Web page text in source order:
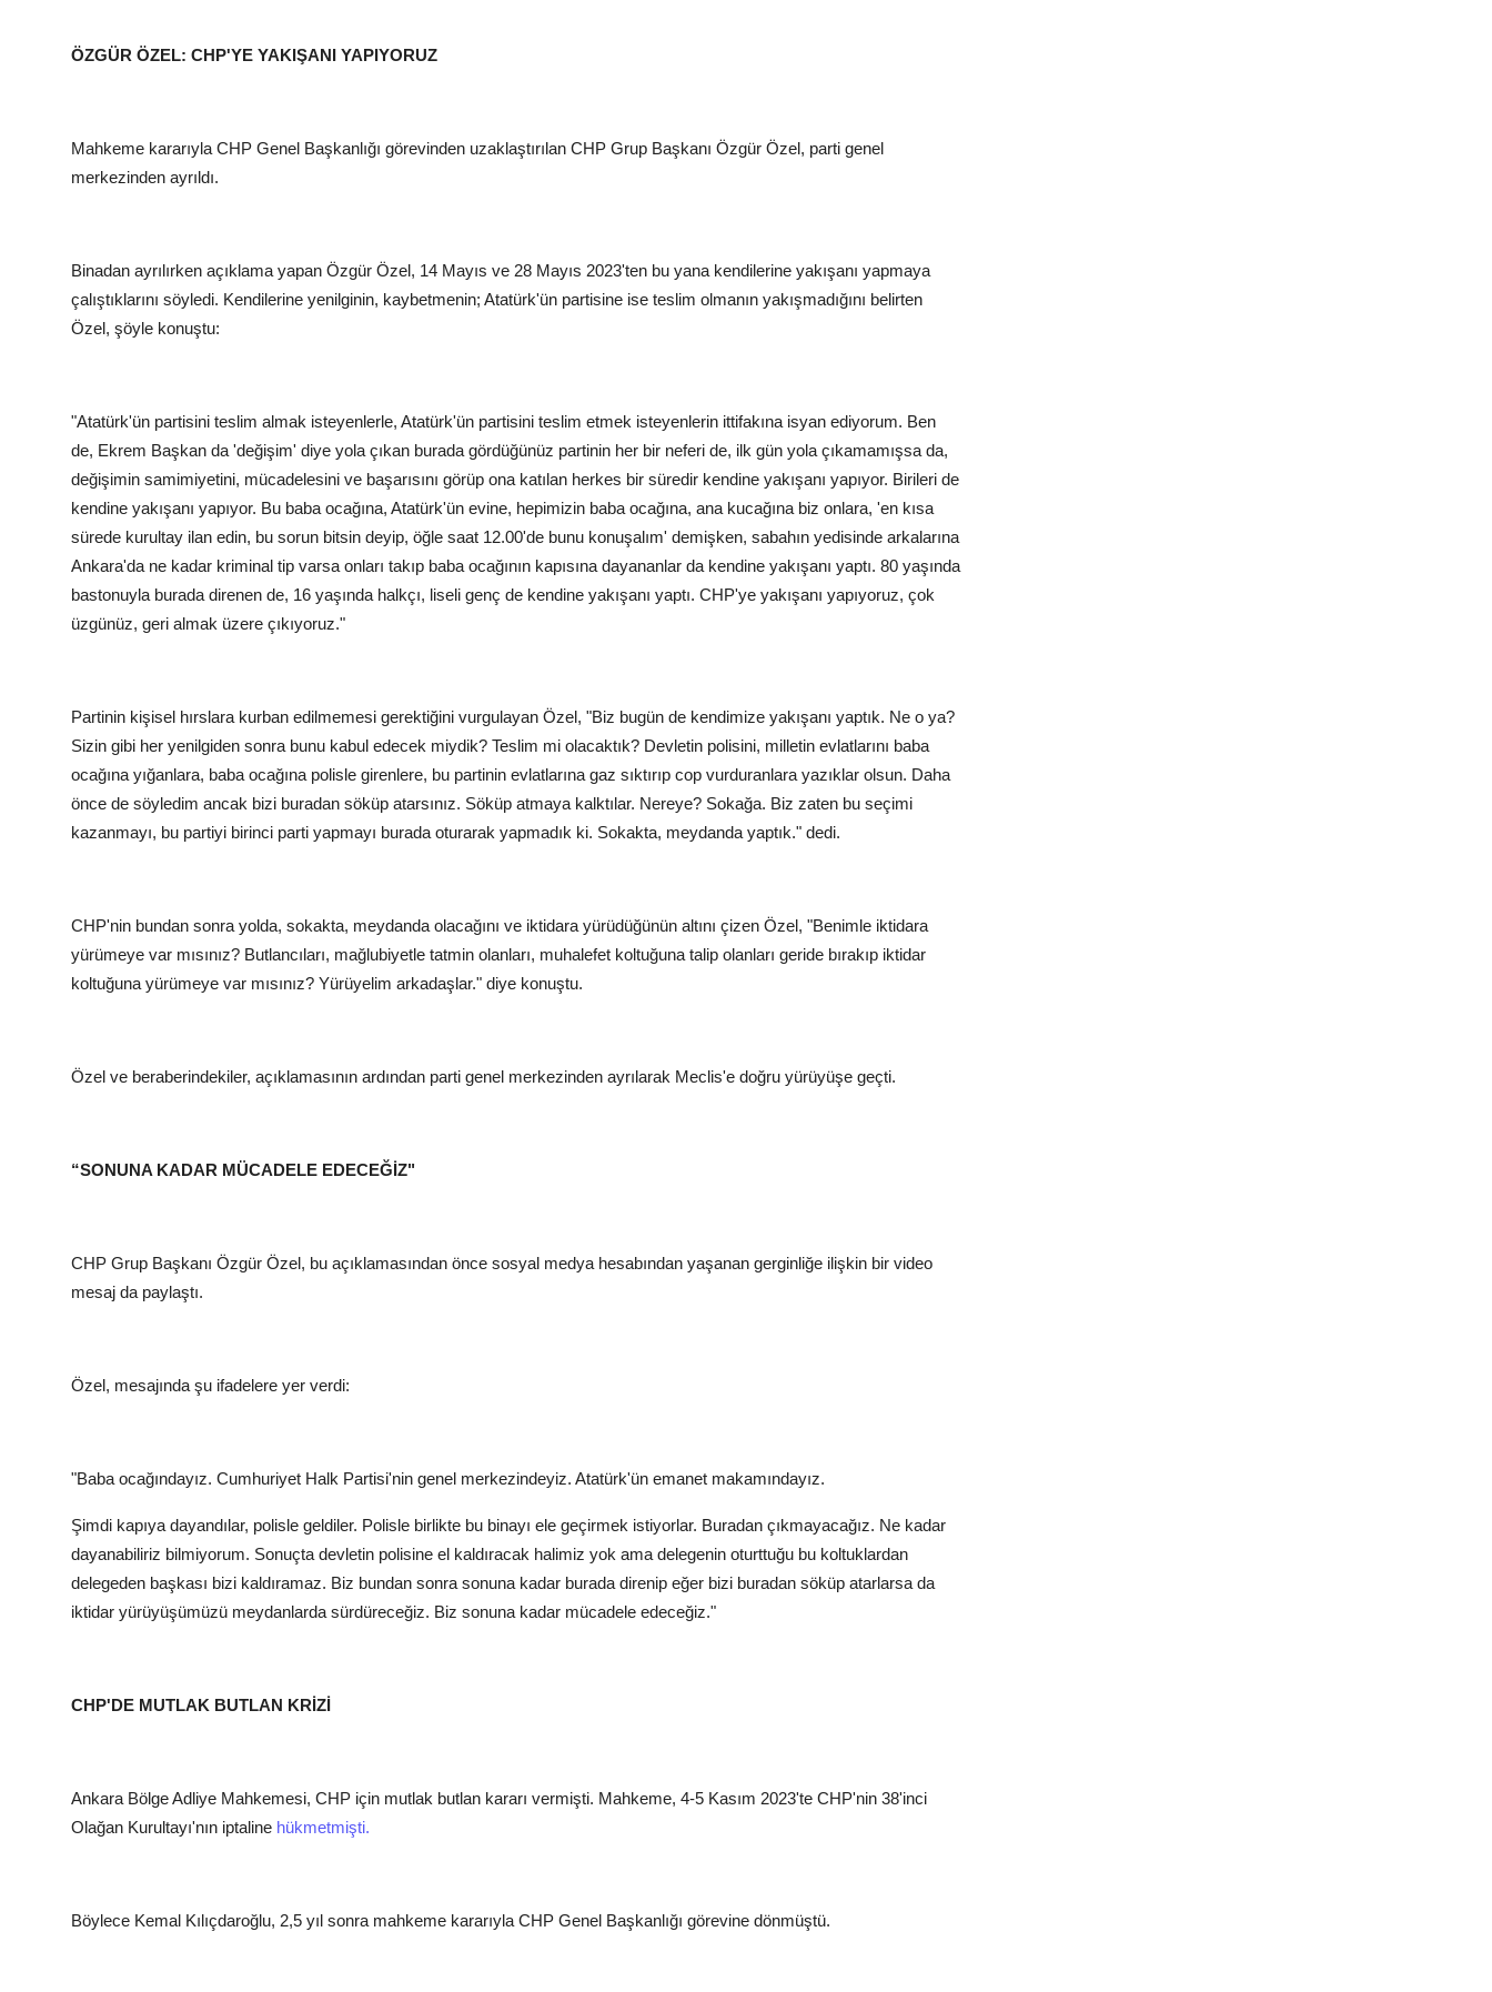
ÖZGÜR ÖZEL: CHP'YE YAKIŞANI YAPIYORUZ
Mahkeme kararıyla CHP Genel Başkanlığı görevinden uzaklaştırılan CHP Grup Başkanı Özgür Özel, parti genel
merkezinden ayrıldı.
Binadan ayrılırken açıklama yapan Özgür Özel, 14 Mayıs ve 28 Mayıs 2023'ten bu yana kendilerine yakışanı yapmaya
çalıştıklarını söyledi. Kendilerine yenilginin, kaybetmenin; Atatürk'ün partisine ise teslim olmanın yakışmadığını belirten
Özel, şöyle konuştu:
"Atatürk'ün partisini teslim almak isteyenlerle, Atatürk'ün partisini teslim etmek isteyenlerin ittifakına isyan ediyorum. Ben
de, Ekrem Başkan da 'değişim' diye yola çıkan burada gördüğünüz partinin her bir neferi de, ilk gün yola çıkamamışsa da,
değişimin samimiyetini, mücadelesini ve başarısını görüp ona katılan herkes bir süredir kendine yakışanı yapıyor. Birileri de
kendine yakışanı yapıyor. Bu baba ocağına, Atatürk'ün evine, hepimizin baba ocağına, ana kucağına biz onlara, 'en kısa
sürede kurultay ilan edin, bu sorun bitsin deyip, öğle saat 12.00'de bunu konuşalım' demişken, sabahın yedisinde arkalarına
Ankara'da ne kadar kriminal tip varsa onları takıp baba ocağının kapısına dayananlar da kendine yakışanı yaptı. 80 yaşında
bastonuyla burada direnen de, 16 yaşında halkçı, liseli genç de kendine yakışanı yaptı. CHP'ye yakışanı yapıyoruz, çok
üzgünüz, geri almak üzere çıkıyoruz."
Partinin kişisel hırslara kurban edilmemesi gerektiğini vurgulayan Özel, "Biz bugün de kendimize yakışanı yaptık. Ne o ya?
Sizin gibi her yenilgiden sonra bunu kabul edecek miydik? Teslim mi olacaktık? Devletin polisini, milletin evlatlarını baba
ocağına yığanlara, baba ocağına polisle girenlere, bu partinin evlatlarına gaz sıktırıp cop vurduranlara yazıklar olsun. Daha
önce de söyledim ancak bizi buradan söküp atarsınız. Söküp atmaya kalktılar. Nereye? Sokağa. Biz zaten bu seçimi
kazanmayı, bu partiyi birinci parti yapmayı burada oturarak yapmadık ki. Sokakta, meydanda yaptık." dedi.
CHP'nin bundan sonra yolda, sokakta, meydanda olacağını ve iktidara yürüdüğünün altını çizen Özel, "Benimle iktidara
yürümeye var mısınız? Butlancıları, mağlubiyetle tatmin olanları, muhalefet koltuğuna talip olanları geride bırakıp iktidar
koltuğuna yürümeye var mısınız? Yürüyelim arkadaşlar." diye konuştu.
Özel ve beraberindekiler, açıklamasının ardından parti genel merkezinden ayrılarak Meclis'e doğru yürüyüşe geçti.
“SONUNA KADAR MÜCADELE EDECEĞİZ"
CHP Grup Başkanı Özgür Özel, bu açıklamasından önce sosyal medya hesabından yaşanan gerginliğe ilişkin bir video
mesaj da paylaştı.
Özel, mesajında şu ifadelere yer verdi:
"Baba ocağındayız. Cumhuriyet Halk Partisi'nin genel merkezindeyiz. Atatürk'ün emanet makamındayız.
Şimdi kapıya dayandılar, polisle geldiler. Polisle birlikte bu binayı ele geçirmek istiyorlar. Buradan çıkmayacağız. Ne kadar
dayanabiliriz bilmiyorum. Sonuçta devletin polisine el kaldıracak halimiz yok ama delegenin oturttuğu bu koltuklardan
delegeden başkası bizi kaldıramaz. Biz bundan sonra sonuna kadar burada direnip eğer bizi buradan söküp atarlarsa da
iktidar yürüyüşümüzü meydanlarda sürdüreceğiz. Biz sonuna kadar mücadele edeceğiz."
CHP'DE MUTLAK BUTLAN KRİZİ
Ankara Bölge Adliye Mahkemesi, CHP için mutlak butlan kararı vermişti. Mahkeme, 4-5 Kasım 2023'te CHP'nin 38'inci
Olağan Kurultayı'nın iptaline hükmetmişti.
Böylece Kemal Kılıçdaroğlu, 2,5 yıl sonra mahkeme kararıyla CHP Genel Başkanlığı görevine dönmüştü.